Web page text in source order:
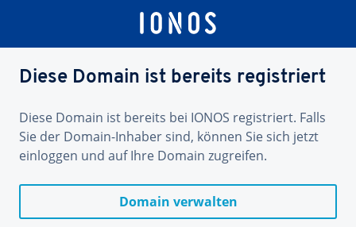
Diese Domain ist bereits registriert
Diese Domain ist bereits bei IONOS registriert. Falls
Sie der Domain-Inhaber sind, können Sie sich jetzt
einloggen und auf Ihre Domain zugreifen.
Domain verwalten